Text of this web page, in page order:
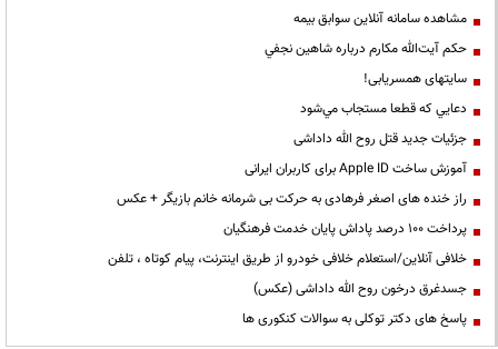
مشاهده سامانه آنلاين سوابق بیمه
حكم آيت‌الله مكارم درباره شاهين نجفي
سایتهای همسریابی!
دعايي كه قطعا مستجاب مي‌شود
جزئیات جدید قتل روح الله داداشی
آموزش ساخت Apple ID برای کاربران ایرانی
راز خنده های اصغر فرهادی به حرکت بی شرمانه خانم بازیگر + عکس
پرداخت ۱۰۰ درصد پاداش پایان خدمت فرهنگیان
خلافی آنلاین/استعلام خلافی خودرو از طریق اینترنت، پیام کوتاه ، تلفن
جسدغرق درخون روح الله داداشی (عکس)
پاسخ های دکتر توکلی به سوالات کنکوری ها